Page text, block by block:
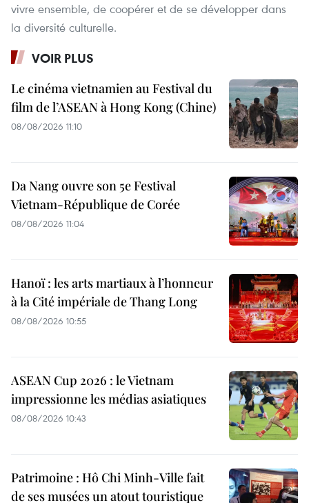
vivre ensemble, de coopérer et de se développer dans
la diversité culturelle.
VOIR PLUS
Le cinéma vietnamien au Festival du
film de l’ASEAN à Hong Kong (Chine)
08/08/2026 11:10
Da Nang ouvre son 5e Festival
Vietnam-République de Corée
08/08/2026 11:04
Hanoï : les arts martiaux à l’honneur
à la Cité impériale de Thang Long
08/08/2026 10:55
ASEAN Cup 2026 : le Vietnam
impressionne les médias asiatiques
08/08/2026 10:43
Patrimoine : Hô Chi Minh-Ville fait
de ses musées un atout touristique